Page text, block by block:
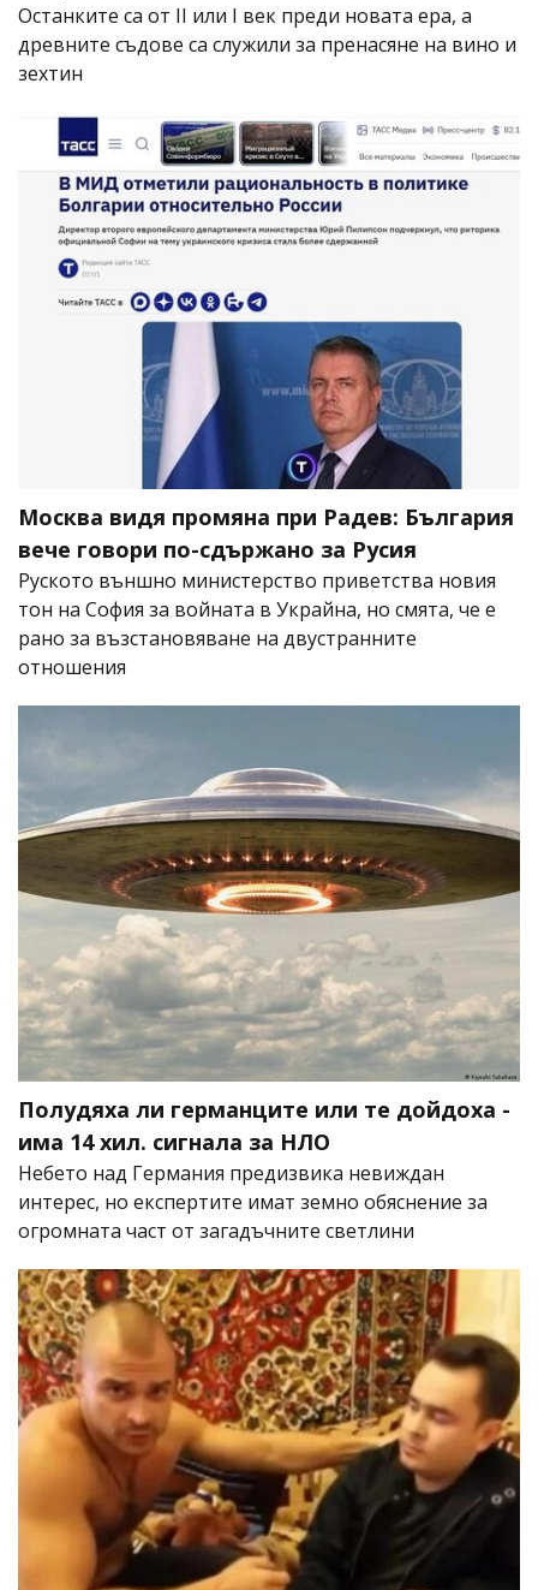
Останките са от II или I век преди новата ера, а
древните съдове са служили за пренасяне на вино и
зехтин
Москва видя промяна при Радев: България
вече говори по-сдържано за Русия
Руското външно министерство приветства новия
тон на София за войната в Украйна, но смята, че е
рано за възстановяване на двустранните
отношения
Полудяха ли германците или те дойдоха -
има 14 хил. сигнала за НЛО
Небето над Германия предизвика невиждан
интерес, но експертите имат земно обяснение за
огромната част от загадъчните светлини